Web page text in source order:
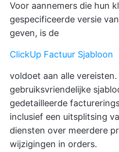
Voor aannemers die hun
gespecificeerde versie
geven, is de
ClickUp Factuur Sjabloon
voldoet aan alle
gebruiksvriendelijke
gedetailleerde
inclusief een uitsplitsing
diensten over meerdere
wijzigingen in orders.